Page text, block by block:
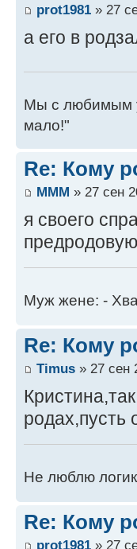
prot1981 » 27
а его в
Мы с любимым
мало!"
Re: Кому
MMM » 27 сен
я своего
Муж жене: -
Re: Кому
Timus » 27 сен
родах,пусть
Не люблю
Re: Кому
prot1981 » 27